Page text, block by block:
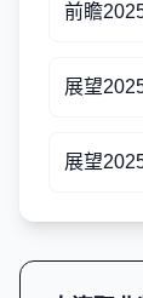
前瞻
展望
展望